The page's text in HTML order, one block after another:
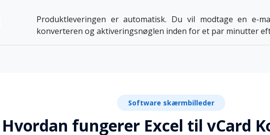
Produktleveringen er automatisk. Du vil modtage en e-
konverteren og aktiveringsnøglen inden for et par minutter
Software skærmbilleder
Hvordan fungerer Excel til vCard